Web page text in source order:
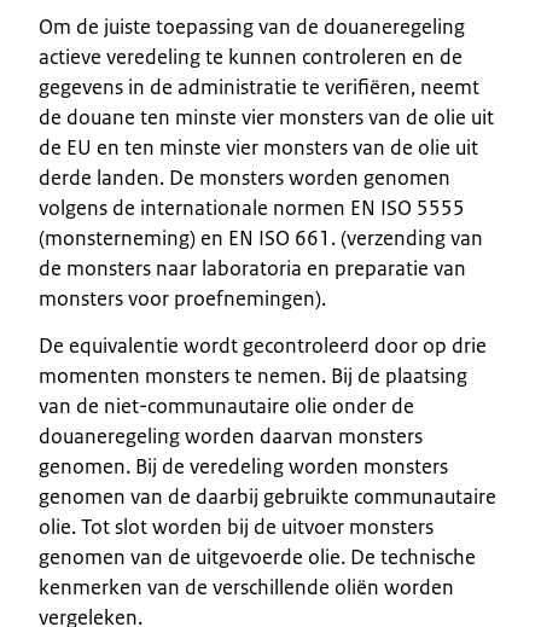
Om de juiste toepassing van de douaneregeling
actieve veredeling te kunnen controleren en de
gegevens in de administratie te verifiëren, neemt
de douane ten minste vier monsters van de olie uit
de EU en ten minste vier monsters van de olie uit
derde landen. De monsters worden genomen
volgens de internationale normen EN ISO 5555
(monsterneming) en EN ISO 661. (verzending van
de monsters naar laboratoria en preparatie van
monsters voor proefnemingen).
De equivalentie wordt gecontroleerd door op drie
momenten monsters te nemen. Bij de plaatsing
van de niet-communautaire olie onder de
douaneregeling worden daarvan monsters
genomen. Bij de veredeling worden monsters
genomen van de daarbij gebruikte communautaire
olie. Tot slot worden bij de uitvoer monsters
genomen van de uitgevoerde olie. De technische
kenmerken van de verschillende oliën worden
vergeleken.